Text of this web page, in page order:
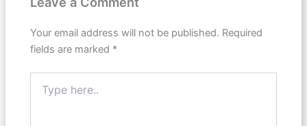
Your email address will not be published. Required
fields are marked *
here..